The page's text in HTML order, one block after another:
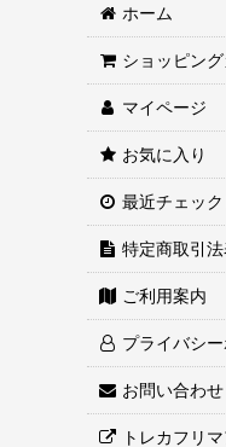
ホーム
ショッピング
マイページ
お気に入り
最近チェッ
特定商取引
ご利用案内
プライバシ
お問い合わせ
トレカフリ